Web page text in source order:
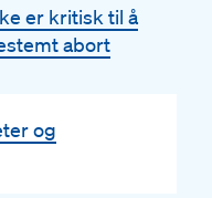
er kritisk til å
abort
og